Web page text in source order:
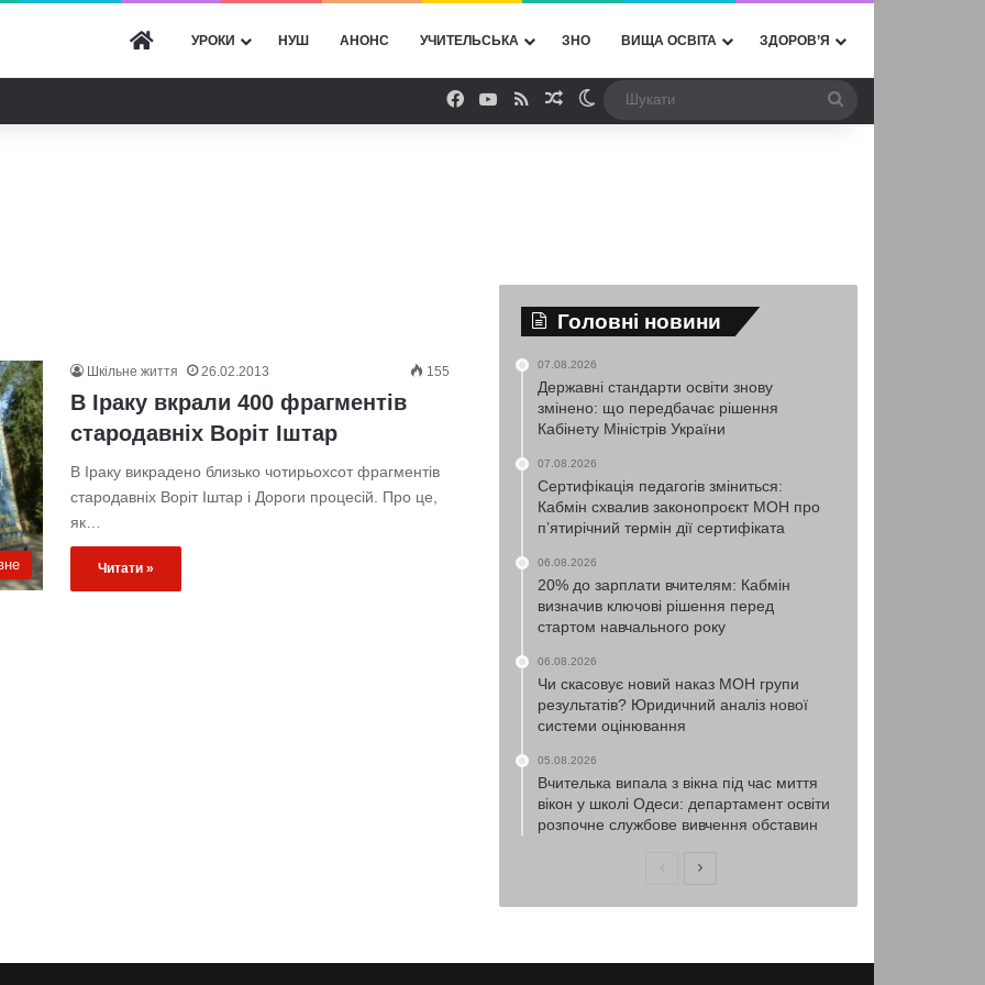
ГОЛОВНА
УРОКИ НУШ АНОНС УЧИТЕЛЬСЬКА ЗНО ВИЩА ОСВІТА ЗДОРОВ’Я
Facebook
YouTube
RSSВипадкова стаття
Switch skin
Шкільне життя 26.02.2013 155
В Іраку вкрали 400 фрагментів
стародавніх Воріт Іштар
В Іраку викрадено близько чотирьохсот фрагментів
стародавніх Воріт Іштар і Дороги процесій. Про це,
як…
Читати »
Головні новини
07.08.2026
Державні стандарти освіти знову
змінено: що передбачає рішення
Кабінету Міністрів України
07.08.2026
Сертифікація педагогів зміниться:
Кабмін схвалив законопроєкт МОН про
п’ятирічний термін дії сертифіката
06.08.2026
20% до зарплати вчителям: Кабмін
визначив ключові рішення перед
стартом навчального року
06.08.2026
Чи скасовує новий наказ МОН групи
результатів? Юридичний аналіз нової
системи оцінювання
05.08.2026
Вчителька випала з вікна під час миття
вікон у школі Одеси: департамент освіти
розпочне службове вивчення обставин
ПопередняНаступна